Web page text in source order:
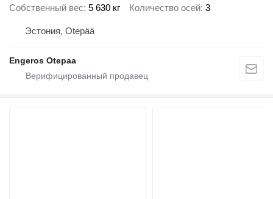
Собственный вес 5 630 кг Количество осей 3
Эстония, Otepää
Engeros Otepaa